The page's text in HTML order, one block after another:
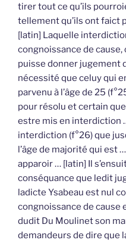
tirer tout ce qu’ils
tellement qu’ils ont faict
[latin] Laquelle
congnoissance de cause,
puisse donner jugement
nécessité que celuy qui
parvenu à l’âge de 25
pour résolu et certain
estre mis en interdiction
interdiction (f°26) que
l’âge de majorité qui est
apparoir … [latin] Il
conséquance que ledit
ladicte Ysabeau est nul
congnoissance de cause
dudit Du Moulinet son
demandeurs de dire que